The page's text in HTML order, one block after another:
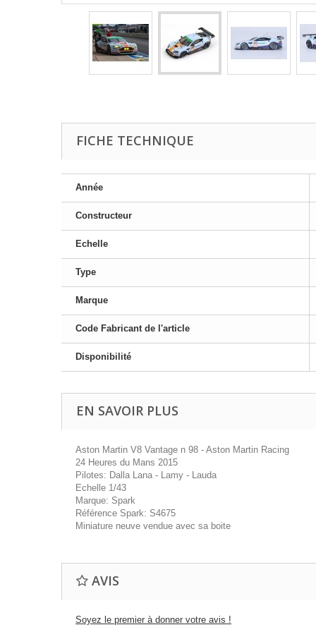
FICHE TECHNIQUE
Année
Constructeur
Echelle
Type
Marque
Code Fabricant de l'article
Disponibilité
EN SAVOIR PLUS
Aston Martin V8 Vantage n 98 - Aston Martin Racing
24 Heures du Mans 2015
Pilotes: Dalla Lana - Lamy - Lauda
Echelle 1/43
Marque: Spark
Référence Spark: S4675
Miniature neuve vendue avec sa boite
AVIS
Soyez le premier à donner votre avis !